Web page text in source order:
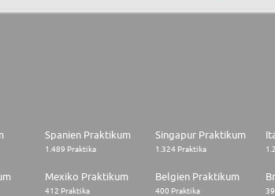
Spanien Praktikum
1.489 Praktika
Singapur Praktikum
1.324 Praktika
Mexiko Praktikum
412 Praktika
Belgien Praktikum
400 Praktika